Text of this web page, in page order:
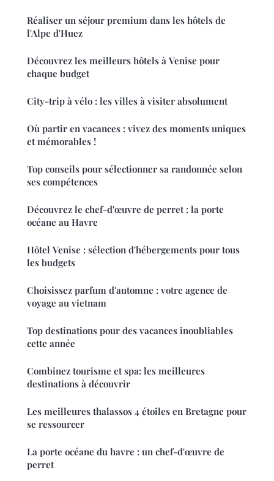
Réaliser un séjour premium dans les hôtels de
l'Alpe d'Huez
Découvrez les meilleurs hôtels à Venise pour
chaque budget
City-trip à vélo : les villes à visiter absolument
Où partir en vacances : vivez des moments uniques
et mémorables !
Top conseils pour sélectionner sa randonnée selon
ses compétences
Découvrez le chef-d'œuvre de perret : la porte
océane au Havre
Hôtel Venise : sélection d'hébergements pour tous
les budgets
Choisissez parfum d'automne : votre agence de
voyage au vietnam
Top destinations pour des vacances inoubliables
cette année
Combinez tourisme et spa: les meilleures
destinations à découvrir
Les meilleures thalassos 4 étoiles en Bretagne pour
se ressourcer
La porte océane du havre : un chef-d'œuvre de
perret